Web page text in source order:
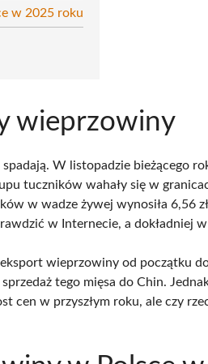
w 2025 roku
wieprzowiny
spadają. W listopadzie bieżącego
tuczników wahały się w
w wadze żywej wynosiła 6,56
w Internecie, a dokładniej
wieprzowiny od początku
tego mięsa do Chin.
cen w przyszłym roku, ale czy